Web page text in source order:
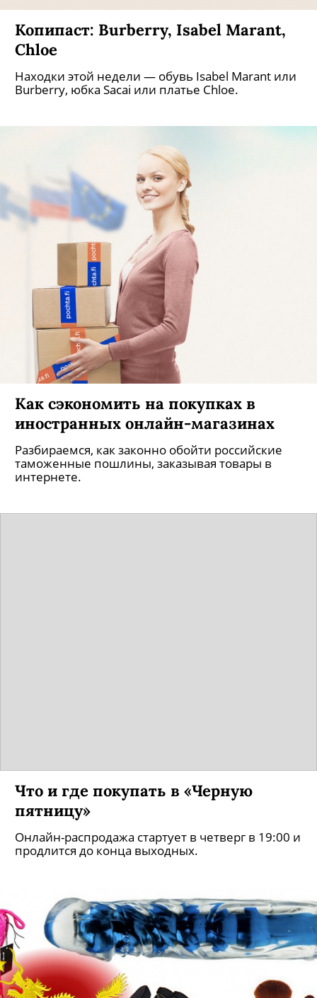
Копипаст: Burberry, Isabel Marant,
Chloe
Находки этой недели — обувь Isabel Marant или
Burberry, юбка Sacai или платье Chloe.
Как сэкономить на покупках в
иностранных онлайн-магазинах
Разбираемся, как законно обойти российские
таможенные пошлины, заказывая товары в
интернете.
Что и где покупать в «Черную
пятницу»
Онлайн-распродажа стартует в четверг в 19:00 и
продлится до конца выходных.